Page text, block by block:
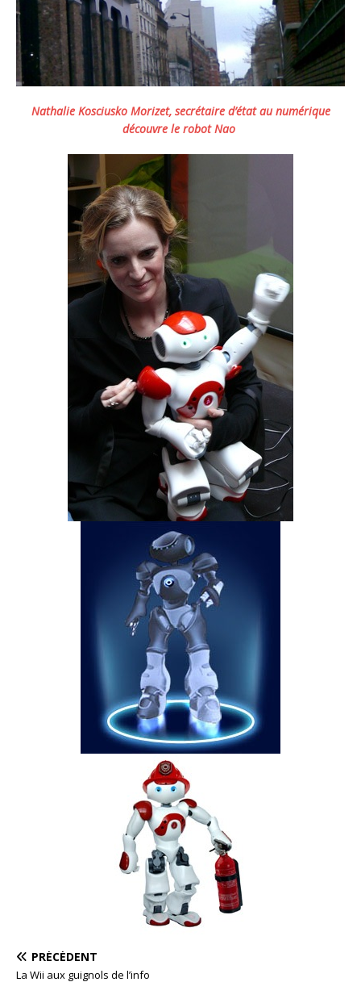
Nathalie Kosciusko Morizet, secrétaire d’état au numérique
découvre le robot Nao
PRÉCÉDENT
La Wii aux guignols de l’info